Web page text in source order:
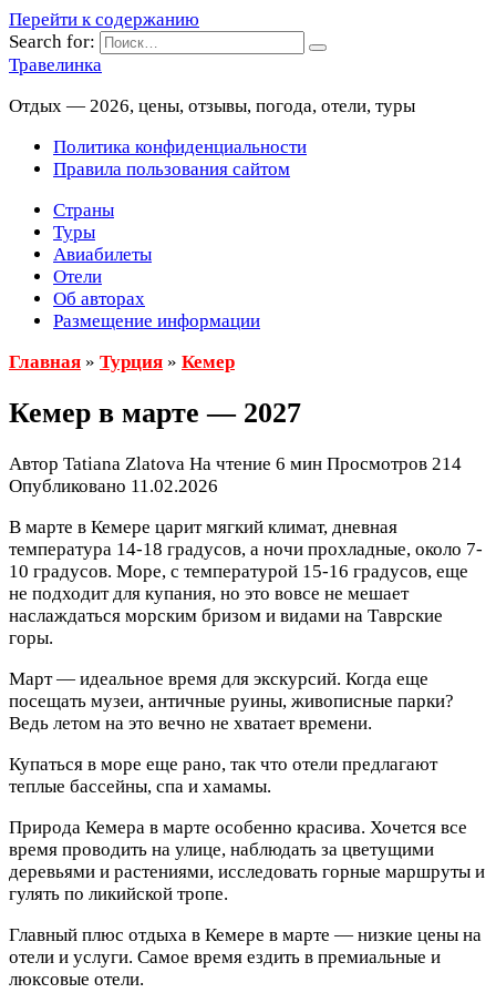
Перейти к содержанию
Search for:
Травелинка
Отдых — 2026, цены, отзывы, погода, отели, туры
Политика конфиденциальности
Правила пользования сайтом
Страны
Туры
Авиабилеты
Отели
Об авторах
Размещение информации
Главная » Турция » Кемер
Кемер в марте — 2027
Автор Tatiana Zlatova На чтение 6 мин Просмотров 214
Опубликовано 11.02.2026
В марте в Кемере царит мягкий климат, дневная
температура 14-18 градусов, а ночи прохладные, около 7-
10 градусов. Море, с температурой 15-16 градусов, еще
не подходит для купания, но это вовсе не мешает
наслаждаться морским бризом и видами на Таврские
горы.
Март — идеальное время для экскурсий. Когда еще
посещать музеи, античные руины, живописные парки?
Ведь летом на это вечно не хватает времени.
Купаться в море еще рано, так что отели предлагают
теплые бассейны, спа и хамамы.
Природа Кемера в марте особенно красива. Хочется все
время проводить на улице, наблюдать за цветущими
деревьями и растениями, исследовать горные маршруты и
гулять по ликийской тропе.
Главный плюс отдыха в Кемере в марте — низкие цены на
отели и услуги. Самое время ездить в премиальные и
люксовые отели.